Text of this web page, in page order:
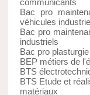
Bac pro
véhicules
Bac pro
industriels
Bac pro plasturgie
BEP métiers de
BTS
BTS Etude et
matériaux